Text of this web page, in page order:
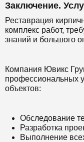
Заключение.
Реставрация
комплекс работ,
знаний и большого
Компания Ювикс
профессиональных
объектов:
Обследование
Разработка
Выполнение